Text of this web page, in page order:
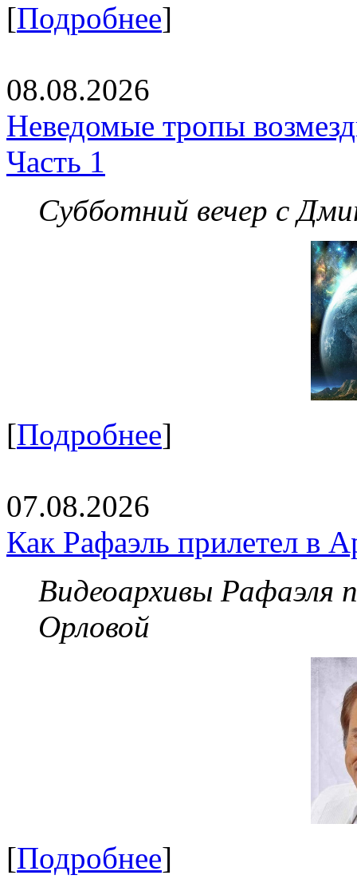
[Подробнее]
08.08.2026
Неведомые тропы
Часть 1
Субботний вечер с
[Подробнее]
07.08.2026
Как Рафаэль прилетел в
Видеоархивы Рафаэля
Орловой
[Подробнее]